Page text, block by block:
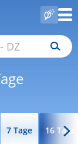
7 Tage 16 Tage